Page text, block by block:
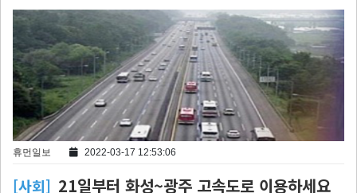
휴먼일보 2022-03-17 12:53:06
[사회] 21일부터 화성~광주 고속도로 이용하세요